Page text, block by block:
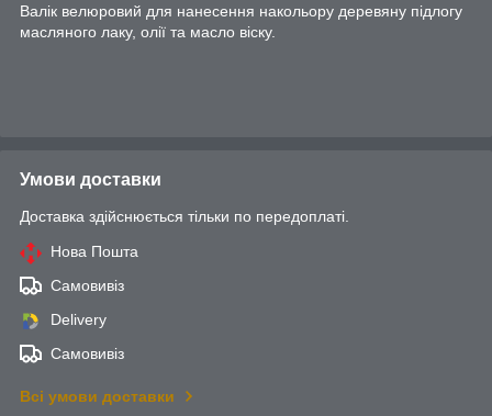
Валік велюровий для нанесення накольору деревяну підлогу
масляного лаку, олії та масло віску.
Умови доставки
Доставка здійснюється тільки по передоплаті.
Нова Пошта
Самовивіз
Delivery
Самовивіз
Всі умови доставки